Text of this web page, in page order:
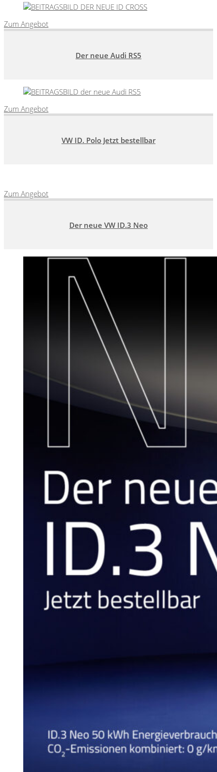
Zum Angebot
Der neue Audi RS5
Zum Angebot
VW ID. Polo Jetzt bestellbar
Zum Angebot
Der neue VW ID.3 Neo